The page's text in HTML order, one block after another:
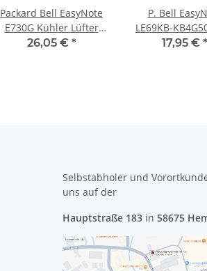
Packard Bell EasyNote
E730G Kühler Lüfter
AT0FO002DR0 #3558
26,05 € *
P. Bell
LE69KB-
CPU Kühler
17,95 € *
Selbstabholer und
uns auf der
Hauptstraße 183 in 58675